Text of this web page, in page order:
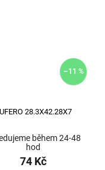
–11 %
GUFERO 28.3X42.28X7
během 24-48
hod
74 Kč